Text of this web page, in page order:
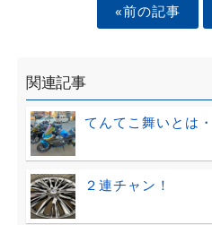
«前の記事
関連記事
てんてこ舞いとは
２連チャン！